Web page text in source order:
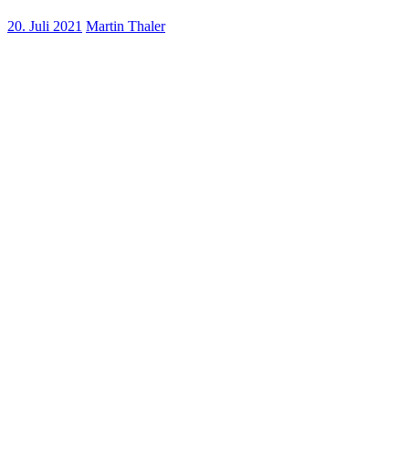
20. Juli 2021 Martin Thaler